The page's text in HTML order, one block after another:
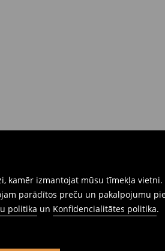
izmantojat mūsu tīmekļa
parādītos preču un pakalpojumu
politika un Konfidencialitātes politika.